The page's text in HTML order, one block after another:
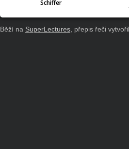
Schiffer
Běží na SuperLectures , přepis řeči vytvořil